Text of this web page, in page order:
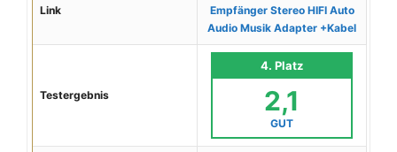
Link
Empfänger Stereo HIFI Auto
Audio Musik Adapter +Kabel
Testergebnis
4. Platz
2,1
GUT